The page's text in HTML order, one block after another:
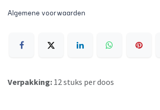
Algemene voorwaarden
Verpakking: 12 stuks per doos